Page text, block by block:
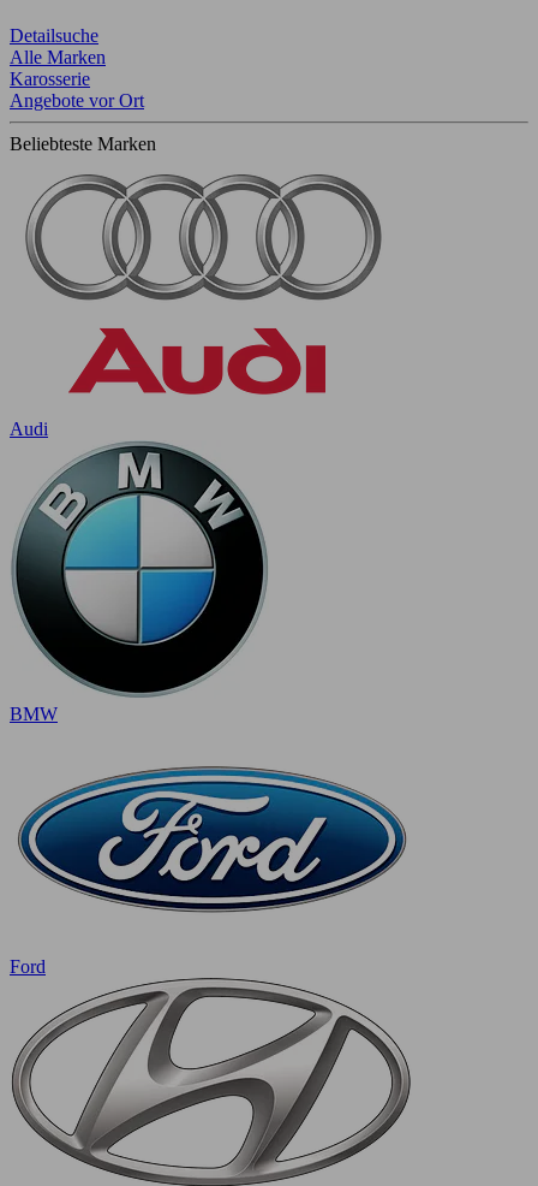
Detailsuche
Alle Marken
Karosserie
Angebote vor Ort
Beliebteste Marken
Audi
BMW
Ford